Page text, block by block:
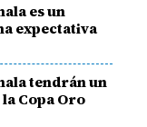
es un
expectativa
tendrán un
Copa Oro